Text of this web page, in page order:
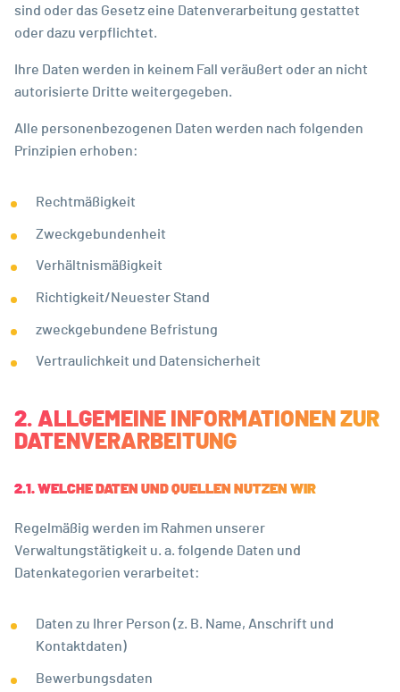
sind oder das Gesetz eine Datenverarbeitung gestattet
oder dazu verpflichtet.
Ihre Daten werden in keinem Fall veräußert oder an nicht
autorisierte Dritte weitergegeben.
Alle personenbezogenen Daten werden nach folgenden
Prinzipien erhoben:
Rechtmäßigkeit
Zweckgebundenheit
Verhältnismäßigkeit
Richtigkeit/Neuester Stand
zweckgebundene Befristung
Vertraulichkeit und Datensicherheit
2. ALLGEMEINE INFORMATIONEN ZUR
DATENVERARBEITUNG
2.1. WELCHE DATEN UND QUELLEN NUTZEN WIR
Regelmäßig werden im Rahmen unserer
Verwaltungstätigkeit u. a. folgende Daten und
Datenkategorien verarbeitet:
Daten zu Ihrer Person (z. B. Name, Anschrift und
Kontaktdaten)
Bewerbungsdaten